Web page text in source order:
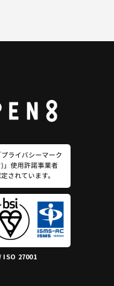
ISO 27001